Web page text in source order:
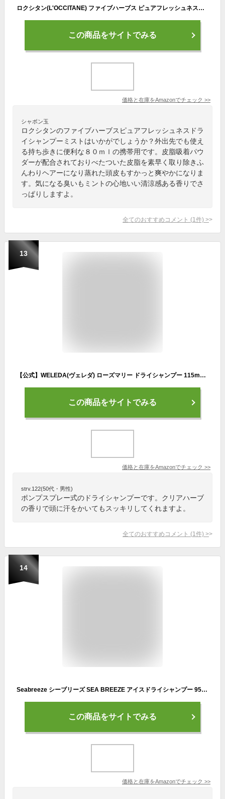
ロクシタン(L'OCCITANE) ファイブハーブス ピュアフレッシュネスドライシャンプーミスト クールタイプ 80mL スカルプケア 頭皮のムレ・ニオイが気になる方へ 携帯用 旅行用 外出時の頭皮ケア
この商品をサイトでみる
価格と在庫をAmazonでチェック >>
シャボン玉
ロクシタンのファイブハーブスピュアフレッシュネスドラ
イシャンプーミストはいかがでしょうか？外出先でも使え
る持ち歩きに便利な８０ｍｌの携帯用です。皮脂吸着パウ
ダーが配合されておりべたついた皮脂を素早く取り除きふ
んわりヘアーになり蒸れた頭皮もすかっと爽やかになりま
す。気になる臭いもミントの心地いい清涼感ある香りでさ
っぱりしますよ。
全てのおすすめコメント (1 件) >
13
【公式】WELEDA(ヴェレダ) ローズマリー ドライシャンプー 115mL 洗い流さないシャンプー リフレッシュ 頭皮ケア べたつき ムレ 清涼感 クリアハーブの香り 天然由来成分 オーガニック
この商品をサイトでみる
価格と在庫をAmazonでチェック >>
strv.122(50代・男性)
ポンプスプレー式のドライシャンプーです。クリアハーブ
の香りで頭に汗をかいてもスッキリしてくれますよ。
全てのおすすめコメント (1 件) >
14
Seabreeze シーブリーズ SEA BREEZE アイスドライシャンプー 95g 水のいらないシャンプー クール 夏 サラサラ 洗い流し不要 スプレー 簡単 リフレッシュ 清涼感
この商品をサイトでみる
価格と在庫をAmazonでチェック >>